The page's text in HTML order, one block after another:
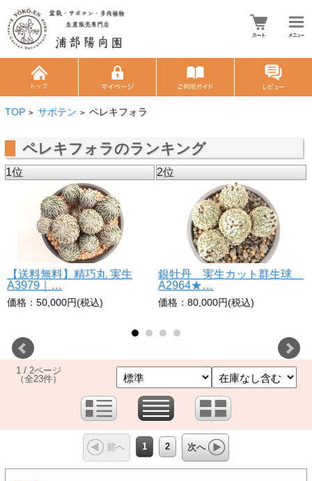
TOP > サボテン > ペレキフォラ
ペレキフォラのランキング
1位
【送料無料】精巧丸 実生
A3979｜…
価格：50,000円(税込)
2位
銀牡丹 実生カット群生球
A2964★…
価格：80,000円(税込)
1 / 2ページ
（全23件）
前へ 1 2 次へ